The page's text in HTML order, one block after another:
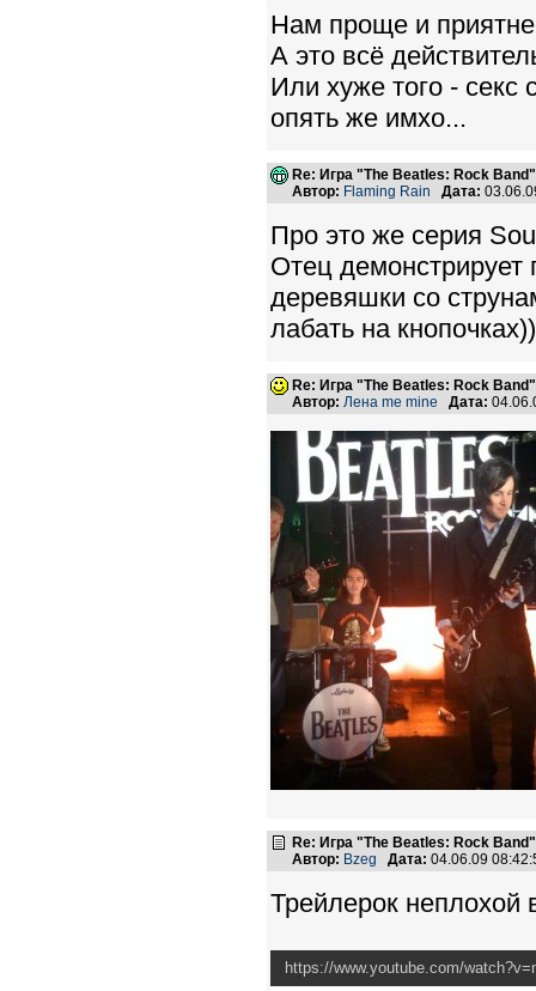
Нам проще и
А это всё
Или хуже того - секс
опять же имхо...
Re: Игра "The Beatles: Rock Band"
Автор: Flaming Rain Дата:
Про это же серия
Отец демонстрирует
деревяшки со
лабать на кнопочках))
Re: Игра "The Beatles: Rock Band"
Автор: Лена me mine Дата:
Re: Игра "The Beatles: Rock Band"
Автор: Bzeg Дата: 04.06.09
Трейлерок
https://www.youtube.com/